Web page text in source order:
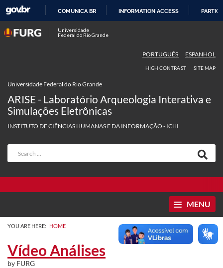
COMUNICA BR INFORMATION ACCESS
Universidade
Federal do Rio Grande
PORTUGUÊS ESPANHOL
HIGH CONTRAST SITE MAP
Universidade Federal do Rio Grande
ARISE - Laboratório Arqueologia Interativa e
Simulações Eletrônicas
INSTITUTO DE CIÊNCIAS HUMANAS E DA INFORMAÇÃO - ICHI
MENU
YOU ARE HERE: HOME
Vídeo Análises
by FURG